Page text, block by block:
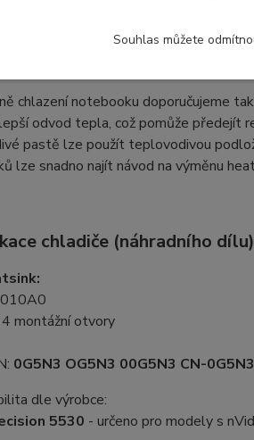
chlazení notebooku doporučujeme
odvod tepla, což pomůže předejít
pastě lze použít teplovodivou
lze snadno najít návod na výměnu
chladiče (náhradního
4 montážní otvory
0G5N3 OG5N3 00G5N3 CN-0G5N3
dle výrobce:
5530 - určeno pro modely s
Souhlas můžete